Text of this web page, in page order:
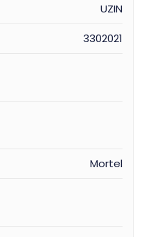
UZIN
3302021
Mortel